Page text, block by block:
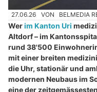
27.06.26 VON BELMEDIA
Werim Kanton Uri
Altdorf – im
rund 38'500
mit einer breiten
die Uhr, stationär und
modernen Neubaus im
eine der